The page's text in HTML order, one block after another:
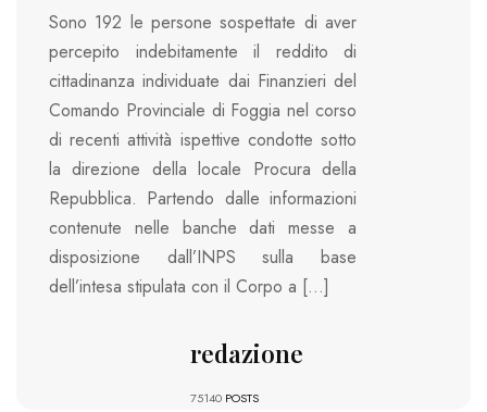
Sono 192 le persone sospettate di aver
percepito indebitamente il reddito di
cittadinanza individuate dai Finanzieri del
Comando Provinciale di Foggia nel corso
di recenti attività ispettive condotte sotto
la direzione della locale Procura della
Repubblica. Partendo dalle informazioni
contenute nelle banche dati messe a
disposizione dall’INPS sulla base
dell’intesa stipulata con il Corpo a […]
redazione
75140 POSTS